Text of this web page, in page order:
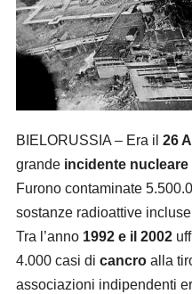
BIELORUSSIA – Era il 26
grande incidente nucleare
Furono contaminate
sostanze radioattive
Tra l’anno 1992 e il 2002
4.000 casi di cancroalla
associazioni indipendenti